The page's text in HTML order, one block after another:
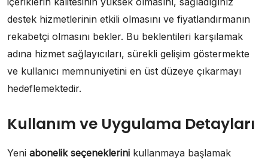
destek hizmetlerinin etkili olmasını ve fiyatlandırmanın
rekabetçi olmasını bekler. Bu beklentileri karşılamak
adına hizmet sağlayıcıları, sürekli gelişim göstermekte
ve kullanıcı memnuniyetini en üst düzeye çıkarmayı
hedeflemektedir.
Kullanım ve Uygulama Detayları
Yeni abonelik seçeneklerini kullanmaya başlamak